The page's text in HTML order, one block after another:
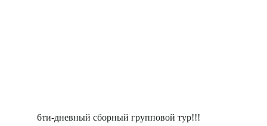
6ти-дневный сборный групповой тур!!!